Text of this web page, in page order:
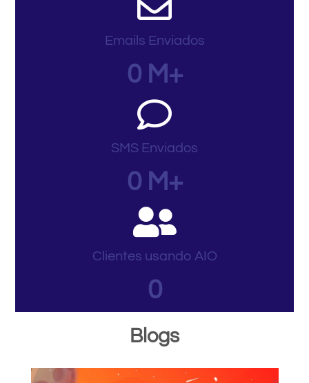
Emails Enviados
0 M+
SMS Enviados
0 M+
Clientes usando AIO
0
Blogs